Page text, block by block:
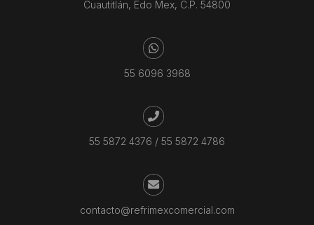
Cuautitlán, Edo Mex, C.P. 54800
55 6096 3968
55 5872 4376 / 55 5872 4786
contacto@refrimexcomercial.com